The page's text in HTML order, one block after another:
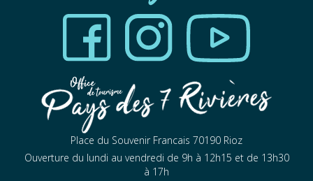
Place du Souvenir Francais 70190 Rioz
Ouverture du lundi au vendredi de 9h à 12h15 et de 13h30
à 17h